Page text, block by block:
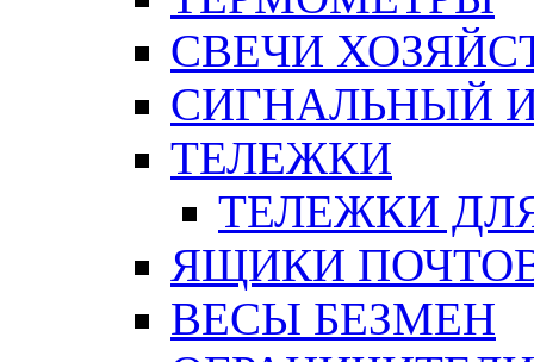
СВЕЧИ
СИГНАЛЬНЫЙ
ТЕЛЕЖКИ
ТЕЛЕЖКИ
ЯЩИКИ
ВЕСЫ БЕЗМЕН